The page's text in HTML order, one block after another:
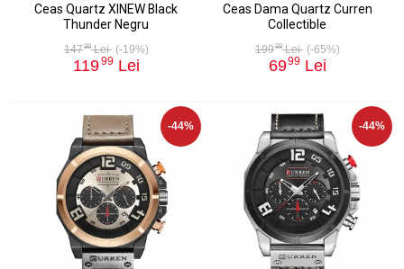
Ceas Quartz XINEW Black
Thunder Negru
14799Lei (-19%)
11999Lei
Ceas Dama Quartz Curren
Collectible
19999Lei (-65%)
6999 Lei
-44% -44%